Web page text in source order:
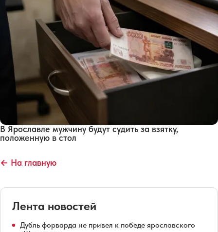
В Ярославле мужчину будут судить за взятку,
положенную в стол
← На главную
Лента новостей
Дубль форварда не привел к победе ярославского